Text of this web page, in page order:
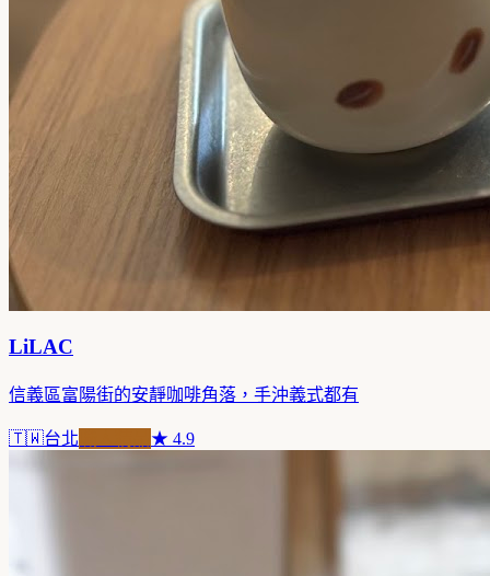
LiLAC
信義區富陽街的安靜咖啡角落，手沖義式都有
🇹🇼台北 ★ 4.9